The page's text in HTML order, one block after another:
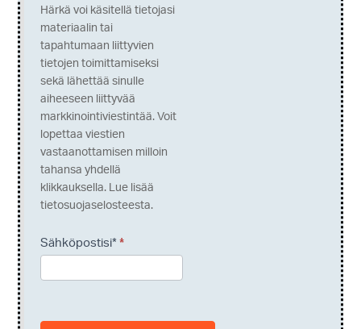
Härkä voi käsitellä tietojasi
materiaalin tai
tapahtumaan liittyvien
tietojen toimittamiseksi
sekä lähettää sinulle
aiheeseen liittyvää
markkinointiviestintää. Voit
lopettaa viestien
vastaanottamisen milloin
tahansa yhdellä
klikkauksella. Lue lisää
tietosuojaselosteesta.
Sähköpostisi**